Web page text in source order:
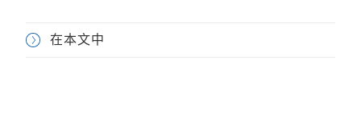
在本文中